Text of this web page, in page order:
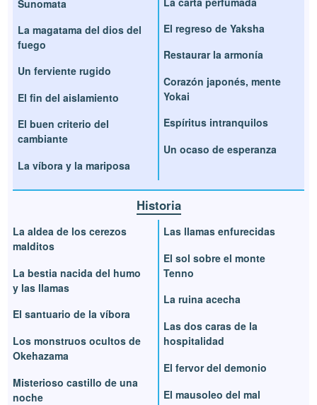
Sunomata
La magatama del dios del
fuego
Un ferviente rugido
El fin del aislamiento
El buen criterio del
cambiante
La víbora y la mariposa
El regreso de Yaksha
Restaurar la armonía
Corazón japonés, mente
Yokai
Espíritus intranquilos
Un ocaso de esperanza
Historia
La aldea de los cerezos
malditos
La bestia nacida del humo
y las llamas
El santuario de la víbora
Los monstruos ocultos de
Okehazama
Misterioso castillo de una
noche
Las llamas enfurecidas
El sol sobre el monte
Tenno
La ruina acecha
Las dos caras de la
hospitalidad
El fervor del demonio
El mausoleo del mal